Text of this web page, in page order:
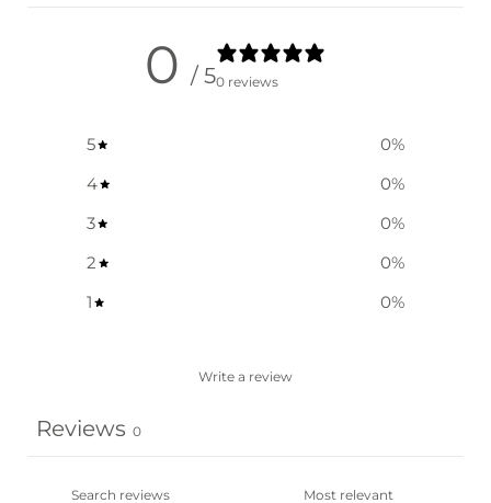
0 / 50 reviews
5 0%
4
0%
3
0%
2
0%
1
0%
Write a review
Reviews 0